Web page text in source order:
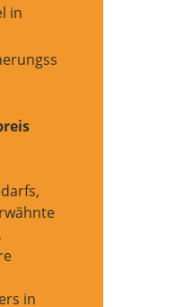
in
in